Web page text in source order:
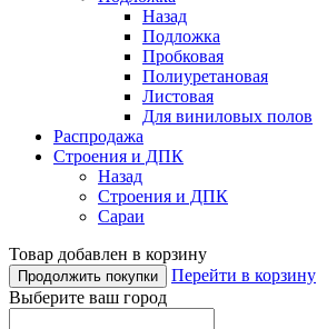
Назад
Подложка
Пробковая
Полиуретановая
Листовая
Для виниловых полов
Распродажа
Строения и ДПК
Назад
Строения и ДПК
Сараи
Товар добавлен в корзину
Продолжить покупки
Перейти в корзину
Выберите ваш город